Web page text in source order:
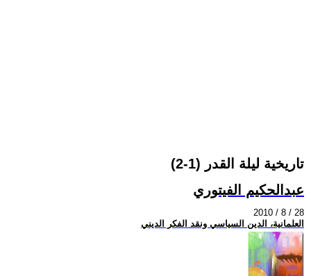
تاريخية ليلة القدر (1-2)
عبدالحكيم الفيتوري
2010 / 8 / 28
العلمانية، الدين السياسي ونقد الفكر الديني